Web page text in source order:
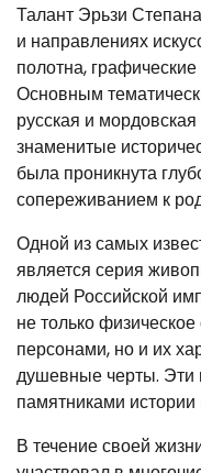
Талант Эрьзи
и направлениях
полотна,
Основным
русская и
знаменитые
была проникнута
сопереживанием к
Одной из самых
является серия
людей Российской
не только
персонами, но и их
душевные черты. Эти
памятниками истории
В течение своей